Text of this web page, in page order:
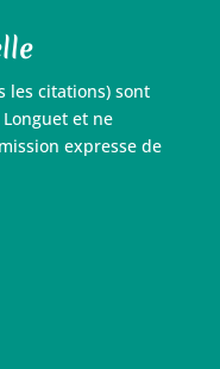
les citations) sont
et ne
expresse de